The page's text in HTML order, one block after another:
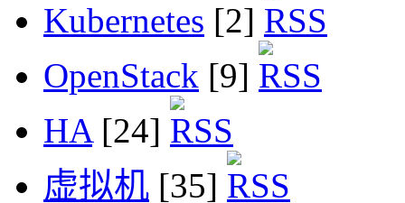
Kubernetes [2]
OpenStack [9]
HA[24]
虚拟机 [35]